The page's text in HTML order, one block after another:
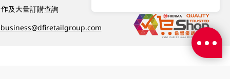
及大量訂購查詢